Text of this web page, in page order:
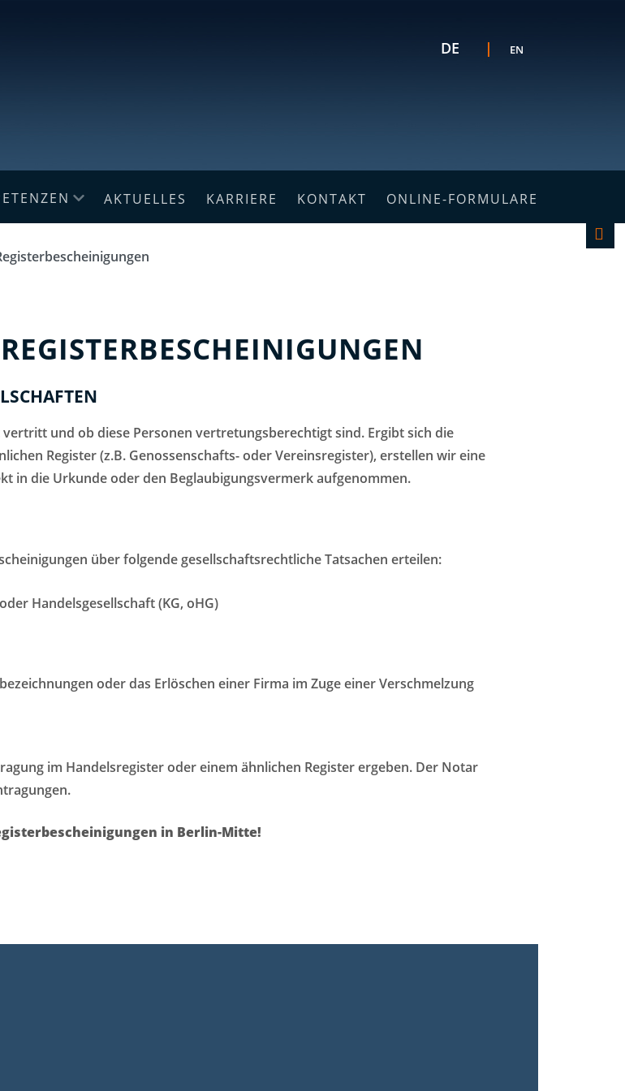
DE EN
AKTUELLES KARRIERE KONTAKT ONLINE-FORMULARE
und ob diese Personen vertretungsberechtigt sind. Ergibt sich die
Register (z.B. Genossenschafts- oder Vereinsregister), erstellen wir eine
in die Urkunde oder den Beglaubigungsvermerk aufgenommen.
über folgende gesellschaftsrechtliche Tatsachen erteilen:
Handelsgesellschaft (KG, oHG)
oder das Erlöschen einer Firma im Zuge einer Verschmelzung
im Handelsregister oder einem ähnlichen Register ergeben. Der Notar
in Berlin-Mitte!